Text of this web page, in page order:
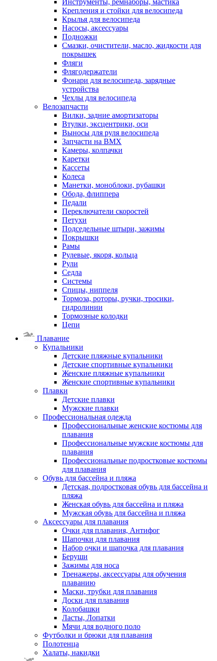
Инструменты, ремнаборы, мастика
Крепления и стойки для велосипеда
Крылья для велосипеда
Насосы, аксессуары
Подножки
Смазки, очистители, масло, жидкости для
покрышек
Фляги
Флягодержатели
Фонари для велосипеда, зарядные
устройства
Чехлы для велосипеда
Велозапчасти
Вилки, задние амортизаторы
Втулки, эксцентрики, оси
Выносы для руля велосипеда
Запчасти на BMX
Камеры, колпачки
Каретки
Кассеты
Колеса
Манетки, моноблоки, рубашки
Обода, флиппера
Педали
Переключатели скоростей
Петухи
Подседельные штыри, зажимы
Покрышки
Рамы
Рулевые, якоря, кольца
Рули
Седла
Системы
Спицы, ниппеля
Тормоза, роторы, ручки, тросики,
гидролинии
Тормозные колодки
Цепи
Плавание
Купальники
Детские пляжные купальники
Детские спортивные купальники
Женские пляжные купальники
Женские спортивные купальники
Плавки
Детские плавки
Мужские плавки
Профессиональная одежда
Профессиональные женские костюмы для
плавания
Профессиональные мужские костюмы для
плавания
Профессиональные подростковые костюмы
для плавания
Обувь для бассейна и пляжа
Детская, подростковая обувь для бассейна и
пляжа
Женская обувь для бассейна и пляжа
Мужская обувь для бассейна и пляжа
Аксессуары для плавания
Очки для плавания, Антифог
Шапочки для плавания
Набор очки и шапочка для плавания
Беруши
Зажимы для носа
Тренажеры, аксессуары для обучения
плаванию
Маски, трубки для плавания
Доски для плавания
Колобашки
Ласты, Лопатки
Мячи для водного поло
Футболки и брюки для плавания
Полотенца
Халаты, накидки